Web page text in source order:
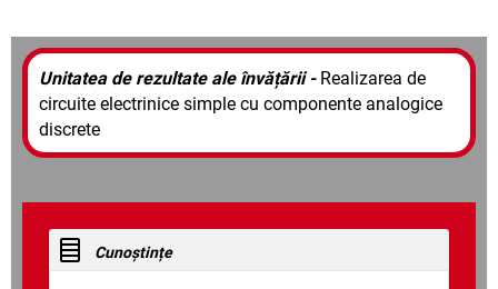
Unitatea de rezultate ale învățării - Realizarea de
circuite electrinice simple cu componente analogice
discrete
Cunoștințe